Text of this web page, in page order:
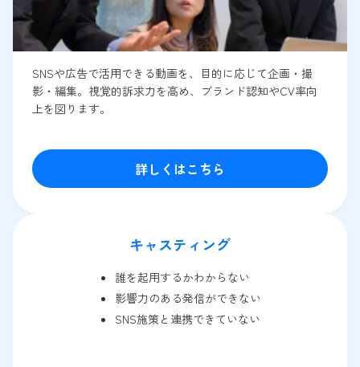
SNSや広告で活用できる動画を、目的に応じて企画・撮
影・編集。視覚的訴求力を高め、ブランド認知やCV率向
上を図ります。
詳しくはこちら
キャスティング
誰を起用するかわからない
影響力のある発信ができない
SNS施策と連携できていない